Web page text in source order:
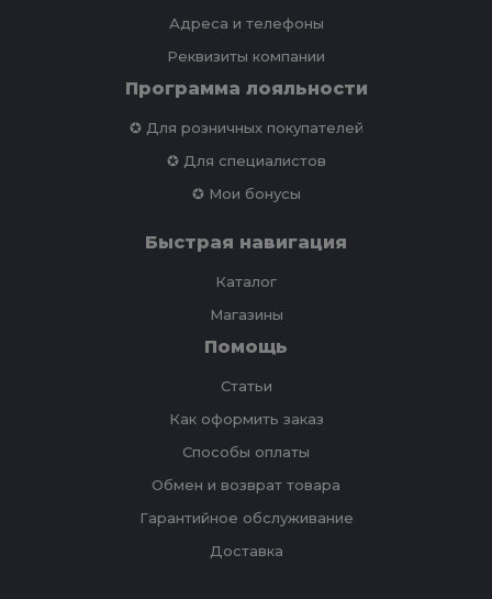
Адреса и телефоны
Реквизиты компании
Программа лояльности
✪ Для розничных покупателей
✪ Для специалистов
✪ Мои бонусы
Быстрая навигация
Каталог
Магазины
Помощь
Статьи
Как оформить заказ
Способы оплаты
Обмен и возврат товара
Гарантийное обслуживание
Доставка